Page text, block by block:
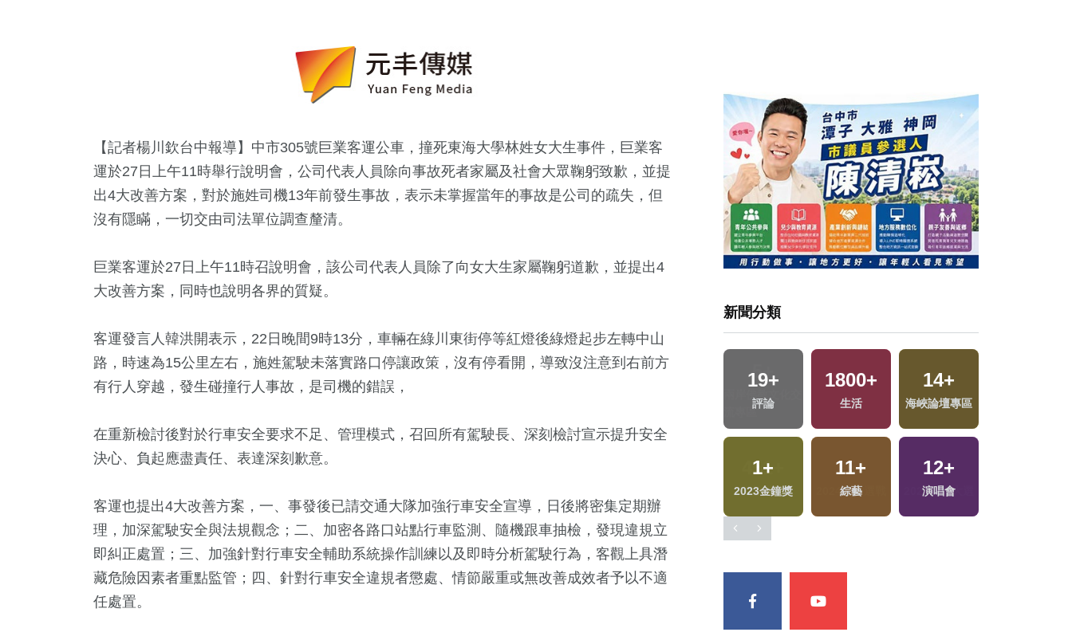
【記者楊川欽台中報導】中市305號巨業客運公車，撞死東海大學林姓女大生事件，巨業客
運於27日上午11時舉行說明會，公司代表人員除向事故死者家屬及社會大眾鞠躬致歉，並提
出4大改善方案，對於施姓司機13年前發生事故，表示未掌握當年的事故是公司的疏失，但
沒有隱瞞，一切交由司法單位調查釐清。
巨業客運於27日上午11時召說明會，該公司代表人員除了向女大生家屬鞠躬道歉，並提出4
大改善方案，同時也說明各界的質疑。
客運發言人韓洪開表示，22日晚間9時13分，車輛在綠川東街停等紅燈後綠燈起步左轉中山
路，時速為15公里左右，施姓駕駛未落實路口停讓政策，沒有停看開，導致沒注意到右前方
有行人穿越，發生碰撞行人事故，是司機的錯誤，
在重新檢討後對於行車安全要求不足、管理模式，召回所有駕駛長、深刻檢討宣示提升安全
決心、負起應盡責任、表達深刻歉意。
客運也提出4大改善方案，一、事發後已請交通大隊加強行車安全宣導，日後將密集定期辦
理，加深駕駛安全與法規觀念；二、加密各路口站點行車監測、隨機跟車抽檢，發現違規立
即糾正處置；三、加強針對行車安全輔助系統操作訓練以及即時分析駕駛行為，客觀上具潛
藏危險因素者重點監管；四、針對行車安全違規者懲處、情節嚴重或無改善成效者予以不適
任處置。
新聞分類
1513+ 550+
+ 42+
流專區
280 + 1+ 5+
流專區
184+
運動
73+
影視
451
旅遊
35+
2024立委選戰
15+
2024總統大選